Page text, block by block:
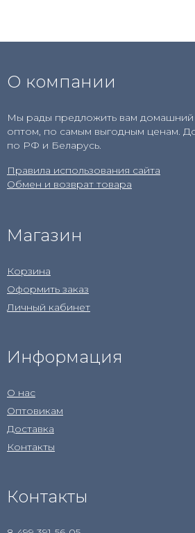
О компании
Мы рады предложить вам домашний
оптом, по самым выгодным ценам.
по РФ и Беларусь.
Правила использования сайта
Обмен и возврат товара
Магазин
Корзина
Оформить заказ
Личный кабинет
Информация
О нас
Оптовикам
Доставка
Контакты
Контакты